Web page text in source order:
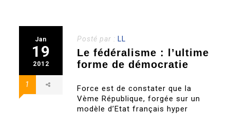
Jan
19
2012
1
Posté par : LL
Le fédéralisme : l’ultime
forme de démocratie
Force est de constater que la
Vème République, forgée sur un
modèle d’Etat français hyper